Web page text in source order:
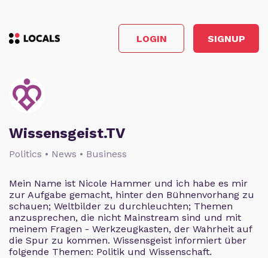
LOGIN SIGNUP
Wissensgeist.TV
Politics • News • Business
Mein Name ist Nicole Hammer und ich habe es mir
zur Aufgabe gemacht, hinter den Bühnenvorhang zu
schauen; Weltbilder zu durchleuchten; Themen
anzusprechen, die nicht Mainstream sind und mit
meinem Fragen - Werkzeugkasten, der Wahrheit auf
die Spur zu kommen. Wissensgeist informiert über
folgende Themen: Politik und Wissenschaft.